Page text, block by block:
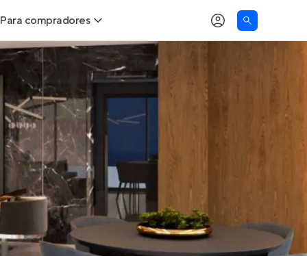
Para compradores
Buscar um imóvel novo
Calcule seu Poder de Compra
Comprar x Alugar
Correção do INCC
Simulador de Financiamento
Encontre um corretor